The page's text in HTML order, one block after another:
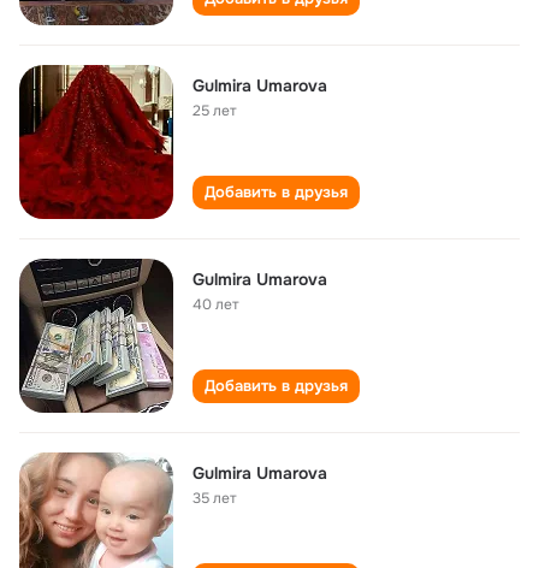
Gulmira Umarova
25 лет
Добавить в друзья
Gulmira Umarova
40 лет
Добавить в друзья
Gulmira Umarova
35 лет